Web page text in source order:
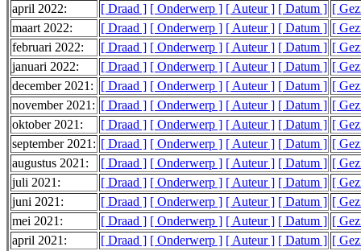
april 2022:
[ Draad ] [ Onderwerp ] [ Auteur ] [ Datum ] [
maart 2022:
[ Draad ] [ Onderwerp ] [ Auteur ] [ Datum ] [
februari 2022:
[ Draad ] [ Onderwerp ] [ Auteur ] [ Datum ] [
januari 2022:
[ Draad ] [ Onderwerp ] [ Auteur ] [ Datum ] [
december 2021:
[ Draad ] [ Onderwerp ] [ Auteur ] [ Datum ] [
november 2021: [ Draad ] [ Onderwerp ] [ Auteur ] [ Datum ] [
oktober 2021:
[ Draad ] [ Onderwerp ] [ Auteur ] [ Datum ] [
september 2021: [ Draad ] [ Onderwerp ] [ Auteur ] [ Datum ] [
augustus 2021:
[ Draad ] [ Onderwerp ] [ Auteur ] [ Datum ] [
juli 2021:
[ Draad ] [ Onderwerp ] [ Auteur ] [ Datum ] [
juni 2021:
[ Draad ] [ Onderwerp ] [ Auteur ] [ Datum ] [
mei 2021:
[ Draad ] [ Onderwerp ] [ Auteur ] [ Datum ] [
april 2021:
[ Draad ] [ Onderwerp ] [ Auteur ] [ Datum ] [